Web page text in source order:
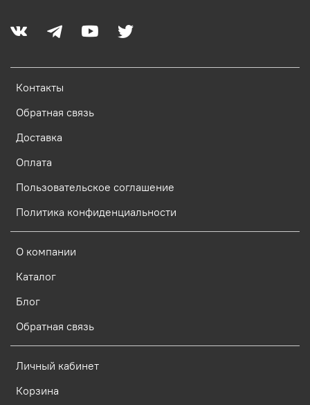
Контакты
Обратная связь
Доставка
Оплата
Пользовательское соглашение
Политика конфиденциальности
О компании
Каталог
Блог
Обратная связь
Личный кабинет
Корзина